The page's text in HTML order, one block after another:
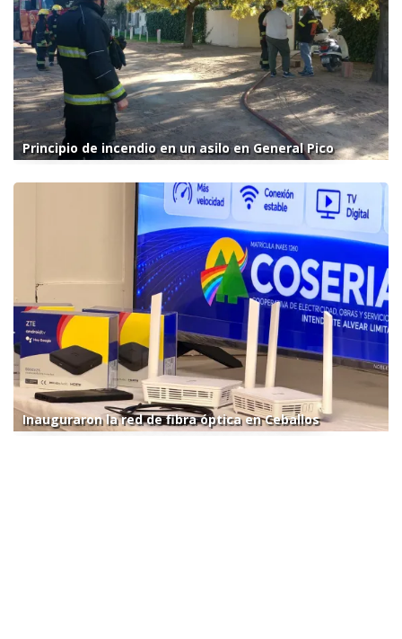
Principio de incendio en un asilo en General Pico
Inauguraron la red de fibra óptica en Ceballos